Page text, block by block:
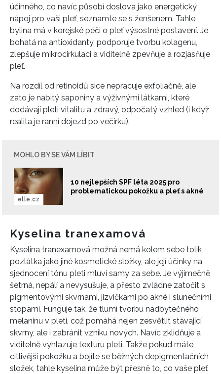
INFORMACE
REDAKCE
účinného, co navíc působí doslova jako energetický
nápoj pro vaši pleť, seznamte se s ženšenem. Tahle
bylina má v korejské péči o pleť výsostné postavení. Je
bohatá na antioxidanty, podporuje tvorbu kolagenu,
zlepšuje mikrocirkulaci a viditelně zpevňuje a rozjasňuje
pleť.
Na rozdíl od retinoidů sice nepracuje exfoliačně, ale
zato je nabitý saponiny a výživnými látkami, které
dodávají pleti vitalitu a zdravý, odpočatý vzhled (i když
realita je ranní dojezd po večírku).
MOHLO BY SE VÁM LÍBIT
10 nejlepších SPF léta 2025 pro
problematickou pokožku a pleť s akné
elle.cz
Kyselina tranexamová
Kyselina tranexamová možná nemá kolem sebe tolik
pozlátka jako jiné kosmetické složky, ale její účinky na
sjednocení tónu pleti mluví samy za sebe. Je výjimečně
šetrná, nepálí a nevysušuje, a přesto zvládne zatočit s
pigmentovými skvrnami, jizvičkami po akné i slunečními
stopami. Funguje tak, že tlumí tvorbu nadbytečného
melaninu v pleti, což pomáhá nejen zesvětlit stávající
skvrny, ale i zabránit vzniku nových. Navíc zklidňuje a
viditelně vyhlazuje texturu pleti. Takže pokud máte
citlivější pokožku a bojíte se běžných depigmentačních
složek, tahle kyselina může být přesně to, co vaše pleť